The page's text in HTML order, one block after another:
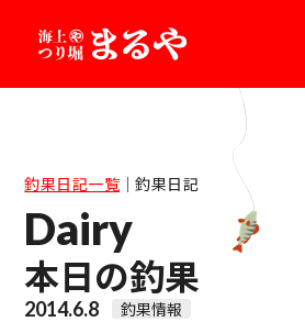
釣果日記一覧｜釣果日記
Dairy
本日の釣果
2014.6.8 釣果情報